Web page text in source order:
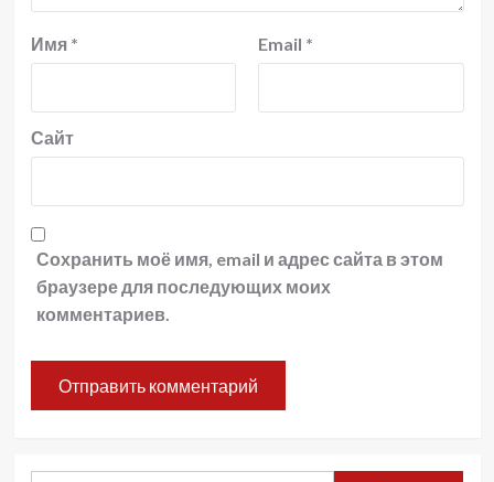
Имя * Email *
Сайт
Сохранить моё имя, email и адрес сайта в этом
браузере для последующих моих
комментариев.